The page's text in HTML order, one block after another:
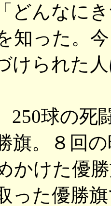
どんなに
知った。
けられた
250球の死
旗。８回
かけた優
った優勝